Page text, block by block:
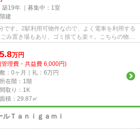
19年 ｜募集中： 1室
建
です。2駅利用可物件なので、よく電車を利用する
み置き場もあり、ゴミ捨ても楽々。こちらの物件
5.8万円
(管理費・共益費 6,000円)
敷：0ヶ月｜礼：6万円
所在階：1階
間取り：1K
面積：29.87㎡
ルＴａｎｉｇａｍｉ